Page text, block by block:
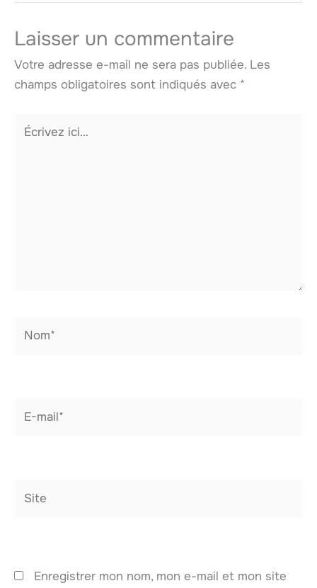
Laisser un commentaire
Votre adresse e-mail ne sera pas publiée. Les
champs obligatoires sont indiqués avec *
Écrivez
Enregistrer mon nom, mon e-mail et mon site